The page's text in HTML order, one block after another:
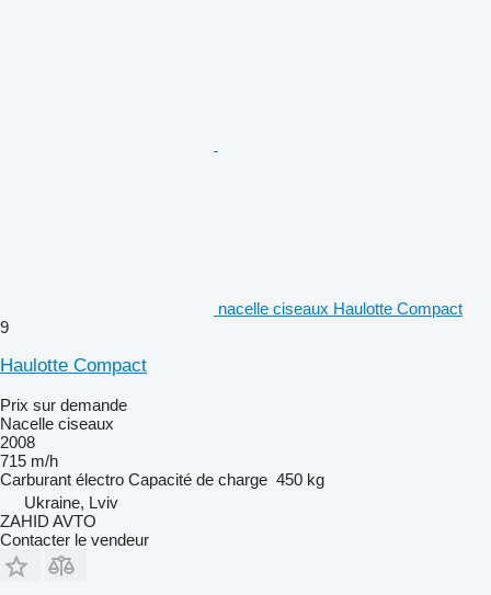
nacelle ciseaux Haulotte Compact
9
Haulotte Compact
Prix sur demande
Nacelle ciseaux
2008
715 m/h
Carburant électro Capacité de charge 450 kg
Ukraine, Lviv
ZAHID AVTO
Contacter le vendeur